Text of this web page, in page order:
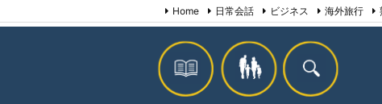
Home 日常会話 ビジネス 海外旅行